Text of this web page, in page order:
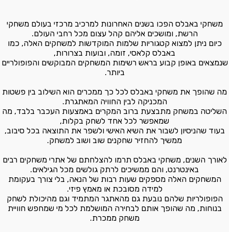
משחקי באבלס הפכו בשנים האחרונות למרכיב מרכזי בעולם משחקי
הרשת, ומושכים אליהם קהל עצום מכל רחבי העולם.
כיום ניתן למצוא קטגוריות שלמות המוקדשות למשחקים האלה, כמו
באבלס קלאסי, זומה, ובועות בצרורות,
שנמצאים באופן קבוע בראש רשימות המשחקים המבוקשים והפופולריים
ביותר.
מה שהופך את משחקי באבלס לכל כך ממכרים הוא השילוב בין פשטות
המכניקה לבין החוויה המאתגרת.
השליטה במשחק מתבצעת ברוב המקרים באמצעות העכבר בלבד, מה
שמאפשר לכל אחד לשחק בקלות,
בעוד שהניסיון לשבור את השיא האישי ולשפר את התוצאה בכל סיבוב,
ממשיך להחזיר שחקנים שוב ושוב למשחק.
לאורך השנים, משחקי באבלס תרמו להצלחתם של אתרי משחקים רבים
באינטרנט, והם ממשיכים לרתק גולשים מכל הגילאים.
המשחקים האלה מספקים שעות רבות של הנאה, בלי צורך בעקומת
למידה מסובכת או מאמץ פיזי.
הפופולריות שלהם נובעת גם מהאתגר המתמיד וגם מהיכולת לשחק
בנוחות, מה שהופך אותם לבחירה המושלמת לכל מי שמחפש חוויית
משחק ממכרת.